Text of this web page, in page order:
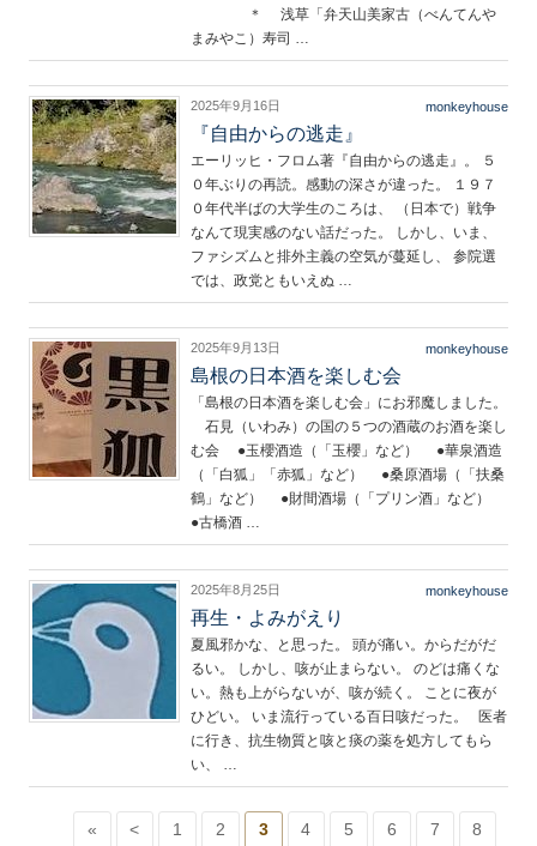
＊ 浅草「弁天山美家古（べんてんや
まみやこ）寿司 …
2025年9月16日 monkeyhouse
『自由からの逃走』
エーリッヒ・フロム著『自由からの逃走』。 ５
０年ぶりの再読。感動の深さが違った。 １９７
０年代半ばの大学生のころは、 （日本で）戦争
なんて現実感のない話だった。 しかし、いま、
ファシズムと排外主義の空気が蔓延し、 参院選
では、政党ともいえぬ …
2025年9月13日 monkeyhouse
島根の日本酒を楽しむ会
「島根の日本酒を楽しむ会」にお邪魔しました。
石見（いわみ）の国の５つの酒蔵のお酒を楽し
む会 ●玉櫻酒造（「玉櫻」など） ●華泉酒造
（「白狐」「赤狐」など） ●桑原酒場（「扶桑
鶴」など） ●財間酒場（「プリン酒」など）
●古橋酒 …
2025年8月25日 monkeyhouse
再生・よみがえり
夏風邪かな、と思った。 頭が痛い。からだがだ
るい。 しかし、咳が止まらない。 のどは痛くな
い。熱も上がらないが、咳が続く。 ことに夜が
ひどい。 いま流行っている百日咳だった。 医者
に行き、抗生物質と咳と痰の薬を処方してもら
い、 …
« < 1 2 3 4 5 6 7 8